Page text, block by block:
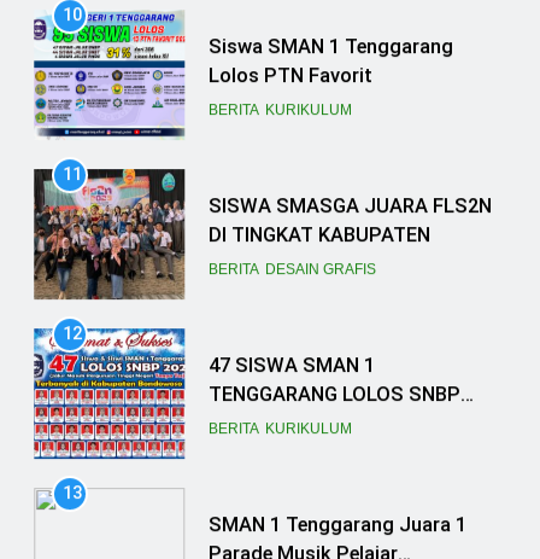
10
Siswa SMAN 1 Tenggarang
Lolos PTN Favorit
BERITA KURIKULUM
11
SISWA SMASGA JUARA FLS2N
DI TINGKAT KABUPATEN
BERITA DESAIN GRAFIS
12
47 SISWA SMAN 1
TENGGARANG LOLOS SNBP
2023, SEKOLAH TANCAP GAS
BERITA KURIKULUM
13
SMAN 1 Tenggarang Juara 1
Parade Musik Pelajar